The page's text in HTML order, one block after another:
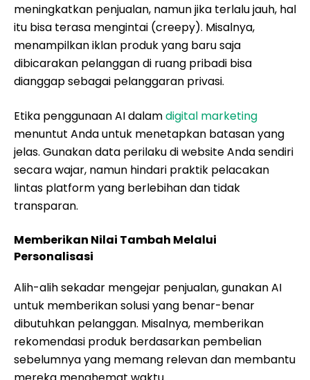
meningkatkan penjualan, namun jika terlalu jauh, hal
itu bisa terasa mengintai (creepy). Misalnya,
menampilkan iklan produk yang baru saja
dibicarakan pelanggan di ruang pribadi bisa
dianggap sebagai pelanggaran privasi.
Etika penggunaan AI dalamdigital marketing
menuntut Anda untuk menetapkan batasan yang
jelas. Gunakan data perilaku di website Anda sendiri
secara wajar, namun hindari praktik pelacakan
lintas platform yang berlebihan dan tidak
transparan.
Memberikan Nilai Tambah Melalui
Personalisasi
Alih-alih sekadar mengejar penjualan, gunakan AI
untuk memberikan solusi yang benar-benar
dibutuhkan pelanggan. Misalnya, memberikan
rekomendasi produk berdasarkan pembelian
sebelumnya yang memang relevan dan membantu